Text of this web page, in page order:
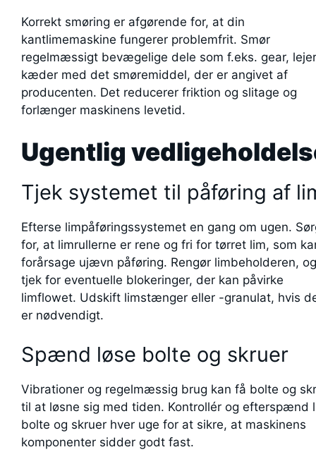
Korrekt smøring er afgørende for, at din
kantlimemaskine fungerer problemfrit. Smør
regelmæssigt bevægelige dele som f.eks. gear,
kæder med det smøremiddel, der er angivet af
producenten. Det reducerer friktion og slitage og
forlænger maskinens levetid.
Ugentlig
Tjek systemet til påføring af
Efterse limpåføringssystemet en gang om ugen.
for, at limrullerne er rene og fri for tørret lim, som
forårsage ujævn påføring. Rengør limbeholderen, og
tjek for eventuelle blokeringer, der kan påvirke
limflowet. Udskift limstænger eller -granulat, hvis
er nødvendigt.
Spænd løse bolte og skruer
Vibrationer og regelmæssig brug kan få bolte og
til at løsne sig med tiden. Kontrollér og efterspænd
bolte og skruer hver uge for at sikre, at maskinens
komponenter sidder godt fast.